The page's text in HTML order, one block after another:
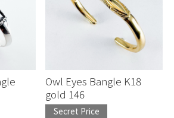
Owl Eyes Bangle K18
gold 146
Secret Price